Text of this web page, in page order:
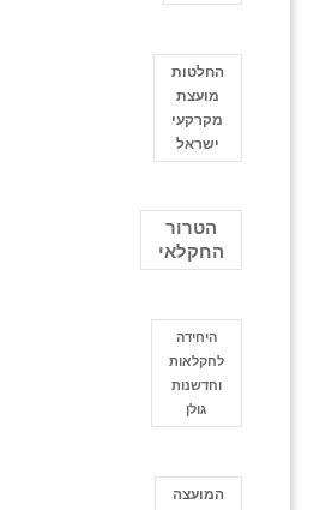
החלטות
מועצת
מקרקעי
ישראל
הטרור
החקלאי
היחידה
לחקלאות
וחדשנות
גולן
המועצה